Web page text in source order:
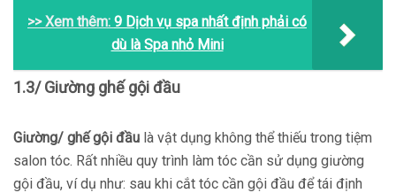
>> Xem thêm: 9 Dịch vụ spa nhất định phải có
dù là Spa nhỏ Mini
1.3/ Giường ghế gội đầu
Giường/ ghế gội đầu là vật dụng không thể thiếu trong tiệm
salon tóc. Rất nhiều quy trình làm tóc cần sử dụng giường
gội đầu, ví dụ như: sau khi cắt tóc cần gội đầu để tái định